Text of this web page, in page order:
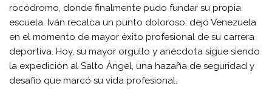
rocódromo, donde finalmente pudo fundar su propia
escuela. Iván recalca un punto doloroso: dejó Venezuela
en el momento de mayor éxito profesional de su carrera
deportiva. Hoy, su mayor orgullo y anécdota sigue siendo
la expedición al Salto Ángel, una hazaña de seguridad y
desafío que marcó su vida profesional.